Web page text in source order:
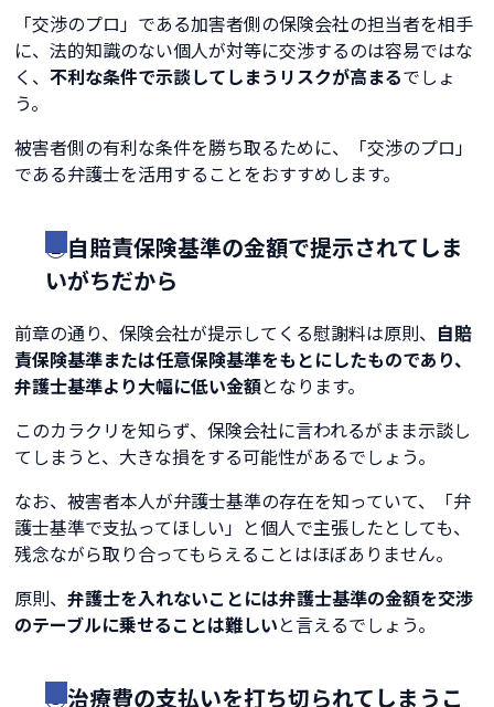
「交渉のプロ」である加害者側の保険会社の担当者を相手
に、法的知識のない個人が対等に交渉するのは容易ではな
く、不利な条件で示談してしまうリスクが高まるでしょ
う。
被害者側の有利な条件を勝ち取るために、「交渉のプロ」
である弁護士を活用することをおすすめします。
②自賠責保険基準の金額で提示されてしま
いがちだから
前章の通り、保険会社が提示してくる慰謝料は原則、 自賠
責保険基準または任意保険基準をもとにしたものであり、
弁護士基準より大幅に低い金額となります。
このカラクリを知らず、保険会社に言われるがまま示談し
てしまうと、大きな損をする可能性があるでしょう。
なお、被害者本人が弁護士基準の存在を知っていて、「弁
護士基準で支払ってほしい」と個人で主張したとしても、
残念ながら取り合ってもらえることはほぼありません。
原則、弁護士を入れないことには弁護士基準の金額を交渉
のテーブルに乗せることは難しいと言えるでしょう。
③治療費の支払いを打ち切られてしまうこ